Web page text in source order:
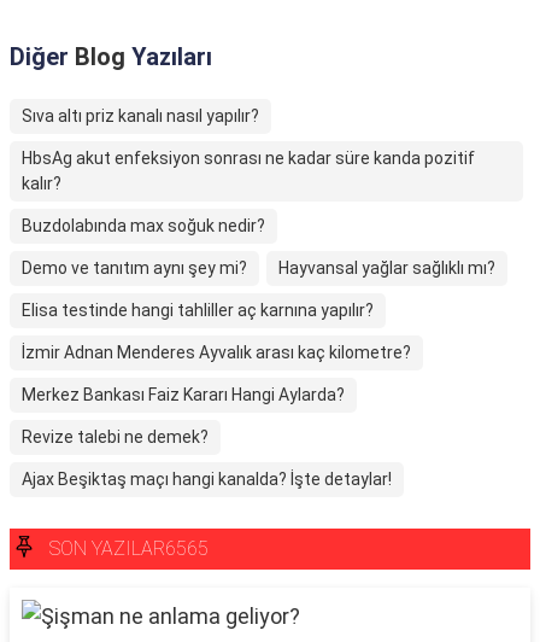
Diğer Blog Yazıları
Sıva altı priz kanalı nasıl yapılır?
HbsAg akut enfeksiyon sonrası ne kadar süre kanda pozitif
kalır?
Buzdolabında max soğuk nedir?
Demo ve tanıtım aynı şey mi? Hayvansal yağlar sağlıklı mı?
Elisa testinde hangi tahliller aç karnına yapılır?
İzmir Adnan Menderes Ayvalık arası kaç kilometre?
Merkez Bankası Faiz Kararı Hangi Aylarda?
Revize talebi ne demek?
Ajax Beşiktaş maçı hangi kanalda? İşte detaylar!
SON YAZILAR6565